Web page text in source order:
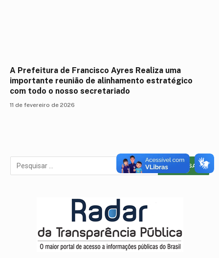
A Prefeitura de Francisco Ayres Realiza uma
importante reunião de alinhamento estratégico
com todo o nosso secretariado
11 de fevereiro de 2026